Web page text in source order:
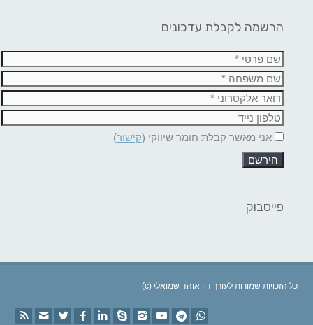
הרשמה לקבלת עדכונים
אני מאשר קבלת חומר שיווקי (קישור)
פייסבוק
(c) כל הזכויות שמורות לעורך דין אוהד שמואלי